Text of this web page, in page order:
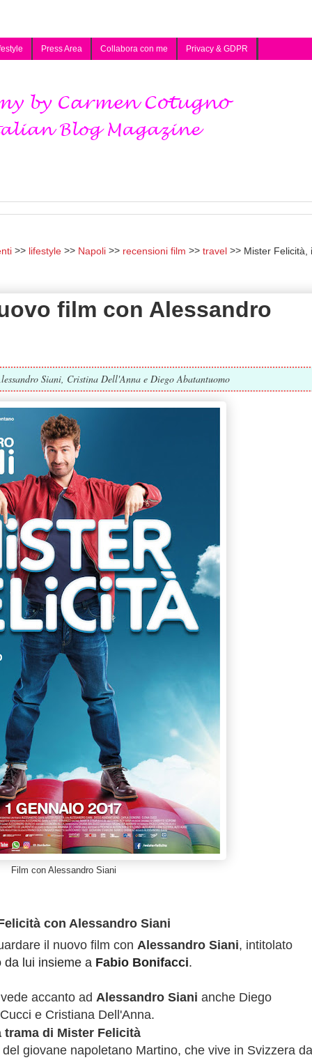
Press Area Collabora con me Privacy & GDPR
lifestyle Napoli recensioni film travel Mister Felicità,
film con Alessandro
Siani, Cristina Dell'Anna e Diego Abatantuomo
Film con Alessandro Siani
con Alessandro Siani
il nuovo film con Alessandro Siani, intitolato
da lui insieme aFabio Bonifacci.
accanto ad Alessandro Siani anche Diego
e Cristiana Dell'Anna.
trama di Mister Felicità
giovane napoletano Martino, che vive in Svizzera